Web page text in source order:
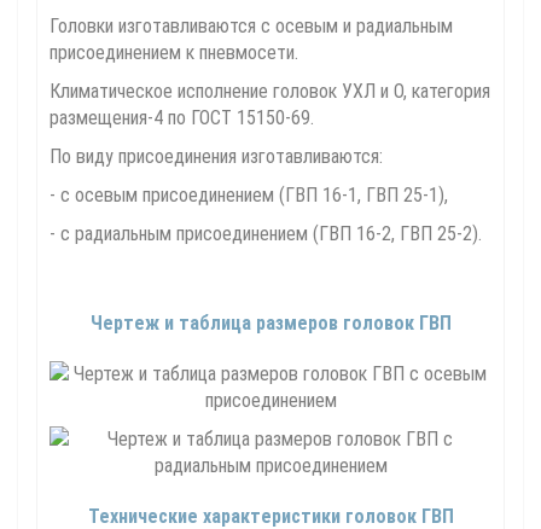
Головки изготавливаются с осевым и радиальным
присоединением к пневмосети.
Климатическое исполнение головок УХЛ и О, категория
размещения-4 по ГОСТ 15150-69.
По виду присоединения изготавливаются:
- с осевым присоединением (ГВП 16-1, ГВП 25-1),
- с радиальным присоединением (ГВП 16-2, ГВП 25-2).
Чертеж и таблица размеров головок ГВП
Технические характеристики головок ГВП